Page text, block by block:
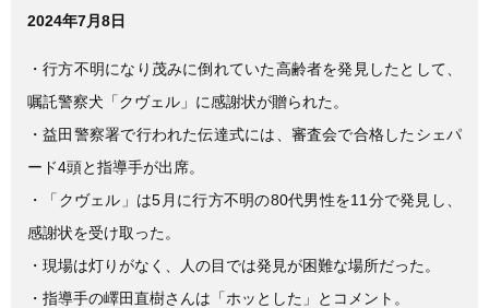
c
e
b
o
o
k
tt
er
2024年7月8日
・行方不明になり茂みに倒れていた高齢者を発見したとして、
嘱託警察犬「クヴェル」に感謝状が贈られた。
・益田警察署で行われた伝達式には、審査会で合格したシェパ
ード4頭と指導手が出席。
・「クヴェル」は5月に行方不明の80代男性を11分で発見し、
感謝状を受け取った。
・現場は灯りがなく、人の目では発見が困難な場所だった。
・指導手の嶧田直樹さんは「ホッとした」とコメント。